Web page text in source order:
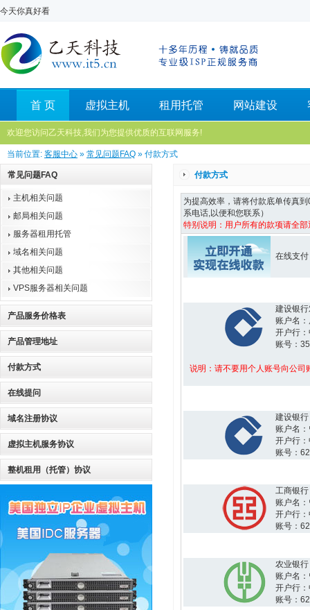
今天你真好看
首 页 虚拟主机 租用托管 网站建设
欢迎您访问乙天科技,我们为您提供优质的互联网服务!
当前位置: 客服中心 » 常见问题FAQ » 付款方式
常见问题FAQ
主机相关问题
邮局相关问题
服务器租用托管
域名相关问题
其他相关问题
VPS服务器相关问题
产品服务价格表
产品管理地址
付款方式
在线提问
域名注册协议
虚拟主机服务协议
整机租用（托管）协议
付款方式
为提高效率，请将付款底单传真
系电话,以便和您联系）
特别说明：用户所有的款项请全
在线支
建设银
账户名
开户行
账号：
说明：请不要用个人账号向公司
建设银
账户名
开户行
账号：
工商银
账户名
开户行
账号：
农业银
账户名
开户行
账号：